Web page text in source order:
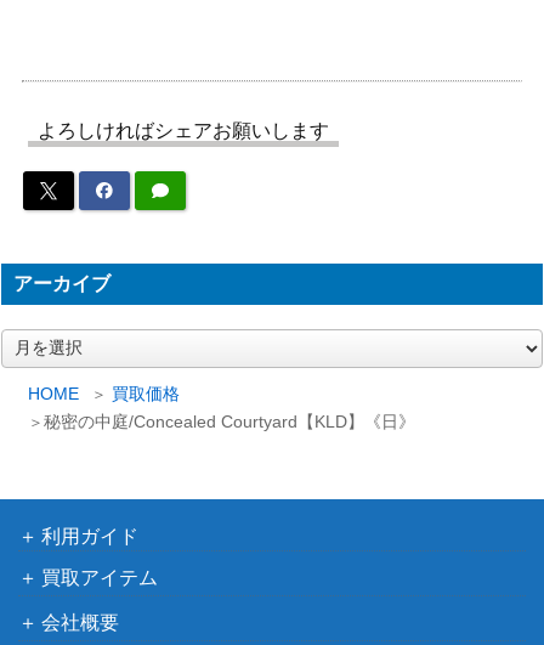
HOME
買取価格
秘密の中庭/Concealed Courtyard【KLD】《日》
群れ率いの人狼/Werewolf Pack Leade
r[AFR]
(088) 最深の裏切り、アクロゾズ/Acla
zotz, Deepest Betrayal / 死者の神殿/T
emple of the Dead [LCI]《日》
Wizards
ン：失われ
400
ズ・オブ・
月の賢者タミヨウ/Tamiyo, the Moon S
age【AVR】《日》
よろしければシェアお願いします
アーカイブ
ー
利用ガイド
買取アイテム
会社概要